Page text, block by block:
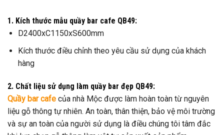
1. Kích thước mẫu quầy bar cafe QB49:
D2400xC1150xS600mm
Kích thước điều chỉnh theo yêu cầu sử dụng của khách
hàng
2. Chất liệu sử dụng làm quầy bar đẹp QB49:
Quầy bar cafe của nhà Mộc được làm hoàn toàn từ nguyên
liệu gỗ thông tự nhiên. An toàn, thân thiện, bảo vệ môi trường
và sự an toàn của người sử dụng là điều chúng tôi tâm đắc